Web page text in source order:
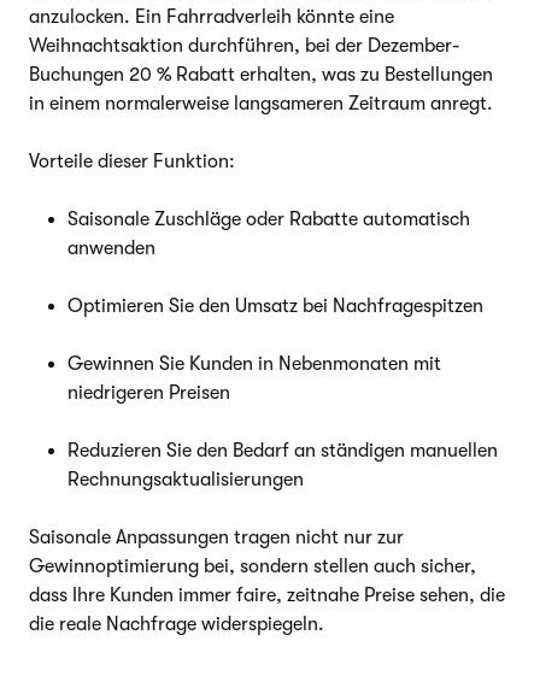
anzulocken. Ein Fahrradverleih könnte eine
Weihnachtsaktion durchführen, bei der Dezember-
Buchungen 20 % Rabatt erhalten, was zu Bestellungen
in einem normalerweise langsameren Zeitraum anregt.
Vorteile dieser Funktion:
Saisonale Zuschläge oder Rabatte automatisch
anwenden
Optimieren Sie den Umsatz bei Nachfragespitzen
Gewinnen Sie Kunden in Nebenmonaten mit
niedrigeren Preisen
Reduzieren Sie den Bedarf an ständigen manuellen
Rechnungsaktualisierungen
Saisonale Anpassungen tragen nicht nur zur
Gewinnoptimierung bei, sondern stellen auch sicher,
dass Ihre Kunden immer faire, zeitnahe Preise sehen, die
die reale Nachfrage widerspiegeln.